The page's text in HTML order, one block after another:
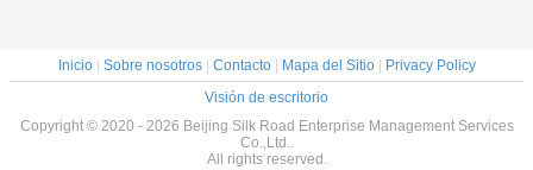
Inicio| Sobre nosotros| Contacto| Mapa del Sitio| Privacy Policy
Visión de escritorio
Copyright © 2020 - 2026 Beijing Silk Road Enterprise Management Services
Co.,Ltd..
All rights reserved.